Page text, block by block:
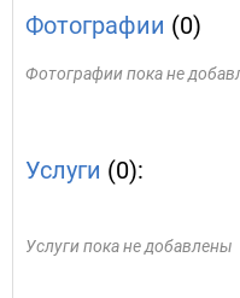
Фотографии (0)
Фотографии пока не
Услуги (0):
Услуги пока не добавлены